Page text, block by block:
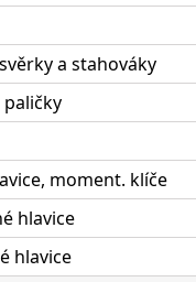
a stahováky
paličky
moment. klíče
hlavice
hlavice